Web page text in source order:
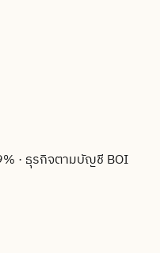
· ธุรกิจตามบัญชี BOI